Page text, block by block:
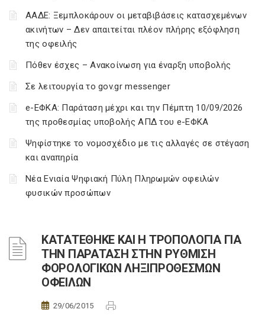
ΑΑΔΕ: Ξεμπλοκάρουν οι μεταβιβάσεις κατασχεμένων
ακινήτων – Δεν απαιτείται πλέον πλήρης εξόφληση
της οφειλής
Πόθεν έσχες – Ανακοίνωση για έναρξη υποβολής
Σε λειτουργία το gov.gr messenger
e-ΕΦΚΑ: Παράταση μέχρι και την Πέμπτη 10/09/2026
της προθεσμίας υποβολής ΑΠΔ του e-ΕΦΚΑ
Ψηφίστηκε το νομοσχέδιο με τις αλλαγές σε στέγαση
και αναπηρία
Νέα Ενιαία Ψηφιακή Πύλη Πληρωμών οφειλών
φυσικών προσώπων
ΚΑΤΑΤΕΘΗΚΕ ΚΑΙ Η ΤΡΟΠΟΛΟΓΙΑ ΓΙΑ
ΤΗΝ ΠΑΡΑΤΑΣΗ ΣΤΗΝ ΡΥΘΜΙΣΗ
ΦΟΡΟΛΟΓΙΚΩΝ ΛΗΞΙΠΡΟΘΕΣΜΩΝ
ΟΦΕΙΛΩΝ
29/06/2015